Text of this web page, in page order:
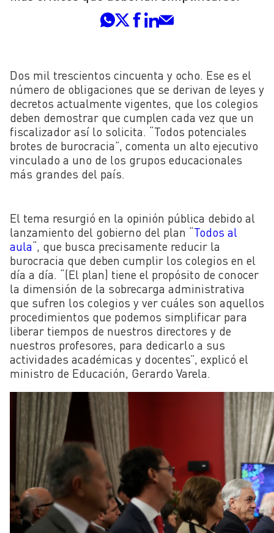
Dos mil trescientos cincuenta y ocho. Ese es el
número de obligaciones que se derivan de leyes y
decretos actualmente vigentes, que los colegios
deben demostrar que cumplen cada vez que un
fiscalizador así lo solicita. “Todos potenciales
brotes de burocracia”, comenta un alto ejecutivo
vinculado a uno de los grupos educacionales
más grandes del país.
El tema resurgió en la opinión pública debido al
lanzamiento del gobierno del plan “Todos al
aula“, que busca precisamente reducir la
burocracia que deben cumplir los colegios en el
día a día. “(El plan) tiene el propósito de conocer
la dimensión de la sobrecarga administrativa
que sufren los colegios y ver cuáles son aquellos
procedimientos que podemos simplificar para
liberar tiempos de nuestros directores y de
nuestros profesores, para dedicarlo a sus
actividades académicas y docentes”, explicó el
ministro de Educación, Gerardo Varela.